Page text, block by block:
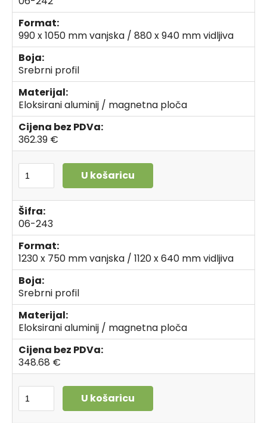
Format:
990 x 1050 mm vanjska / 880 x 940 mm vidljiva
Boja:
Srebrni profil
Materijal:
Eloksirani aluminij / magnetna ploča
Cijena bez PDVa:
362.39 €
U košaricu
Šifra:
06-243
Format:
1230 x 750 mm vanjska / 1120 x 640 mm vidljiva
Boja:
Srebrni profil
Materijal:
Eloksirani aluminij / magnetna ploča
Cijena bez PDVa:
348.68 €
U košaricu